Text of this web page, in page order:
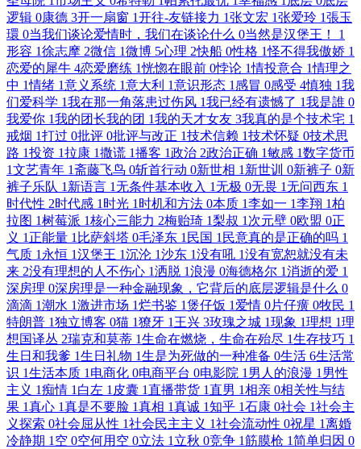
逻辑 0康德 3开一扇窗 1开往-友链接力 1张文宏 1张爱玲 1張玉
環 0当我们谈论爱情时，我们在谈论什么 0当然是汉堡王！ 1
形容 1徐志摩 2微信 1微博 5心理 2快船 0性格 1怪不得我傲娇 1
恋爱的犀牛 4恋爱磨练 1恍惚在眼前 0悖论 1情投意合 1情理之
中 1情绪 1意义系统 1意大利 1意识形态 1感冒 0感受 4慎独 1我
们爱科学 1我在那一角落患过伤风 1我已经有遗憾了 1我是誰 0
我爱你 1我的团长我的团 1我的天才女友 3我真的是个技术宅 1
戒烟 1打过 0批评 0批评与改正 1技术信赖 1技术怀疑 0技术思
路 1投资 1拉康 1撒谎 1播客 1政治 2政治正确 1敏感 1数字货币
1文艺青年 1斋藤飞鸟 0斩首行动 0新世相 1 新世训 0新裤子 0新
裤子乐队 1 新语言 1无条件基本收入 1无极 0无畏 1无问西东 1
时代性 2时代感 1 时光 1 时机和方法 0本质 1李如一 1李翔 1柏
拉图 1树莓派 1核心三能力 2梅贻琦 1梨叔 1 次元壁 0欧盟 0正
义 1 正能量 1 比萨斜塔 0毛泽东 1 民国 1 民意真的是正确的吗 1
气质 1 永恒 1汉堡王 1沉沦 1沙东 1没有吼 1没有宽恕就没有未
来 2没有理想的人不伤心 1洒脱 1浪漫 0海德格尔 1消逝的爱 1
深房理 0深房理是一种金融现象，它背后的底层逻辑是什么 0
滴滴 1潮水 1激进市场 1烂书鉴 1煲仔饭 1 爱情 0片仔癀 0牧民 1
特朗普 1独立博客 0猫 1獠牙 1 王兴 3玫瑰之城 1现象 1理想 1理
想国译丛 2瑞克和莫蒂 1生命在燃烧，生命在殆尽 1生存技巧 1
生日和我爹 1生日礼物 1生是为死做的一种准备 0生活 6生活常
识 1生活本质 1 电商化 0电商平台 0电影院 1 男人的浪漫 1 男性
主义 1痴情 1 白左 1 皮囊 1直播带货 1直男 1相亲 0相关性与结
果 1真心 1真是不要脸 1真相 1真诚 1知乎 1石康 0社会 1社会主
义探索 0社会屈从性 1社会民主主义 1社会流动性 0祝星 1离婚
冷静期 1 空 0空何用空 0立法 1 立秋 0竞争 1筋膜枪 1简单归因 0